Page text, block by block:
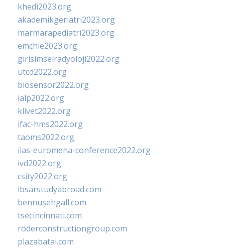
khedi2023.org
akademikgeriatri2023.org
marmarapediatri2023.org
emchie2023.org
girisimselradyoloji2022.org
utcd2022.org
biosensor2022.org
ialp2022.org
klivet2022.org
ifac-hms2022.org
taoms2022.org
iias-euromena-conference2022.org
ivd2022.org
csity2022.org
ibsarstudyabroad.com
bennusehgall.com
tsecincinnati.com
roderconstructiongroup.com
plazabatai.com